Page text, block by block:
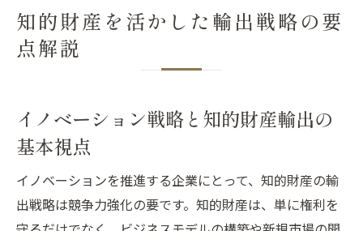
ント
知的財産推進計画を踏まえた輸出強化策の
イノベーション加速へ知的財産輸出の重要
性
知的財産推進計画2025と輸出展開の連携法
グローバル市場で活きる知的財産輸出視点
知的財産を活かした輸出戦略の要
点解説
イノベーション戦略と知的財産輸出の
基本視点
イノベーションを推進する企業にとって、知的財産の輸
出戦略は競争力強化の要です。知的財産は、単に権利を